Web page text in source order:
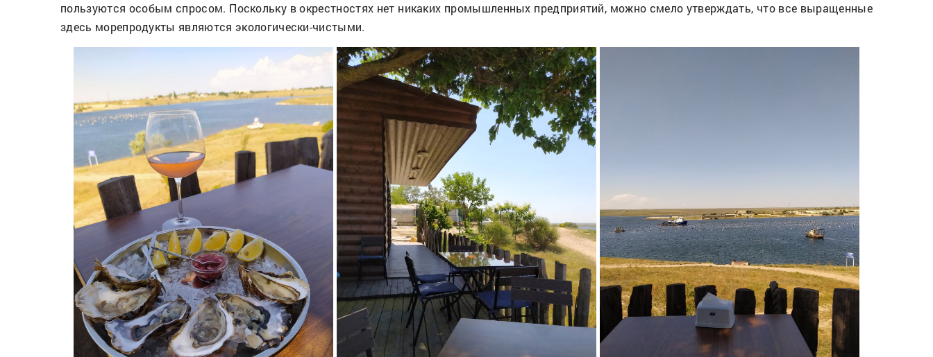
пользуются особым спросом. Поскольку в окрестностях нет никаких промышленных предприятий, можно смело утверждать, что все выращенные
здесь морепродукты являются экологически-чистыми.